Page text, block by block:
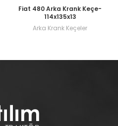
Fiat 480 Arka Krank Keçe-
114x135x13
Arka Krank Keçeler